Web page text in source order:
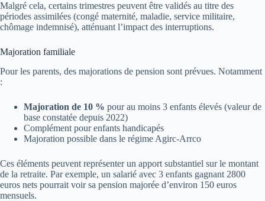
Malgré cela, certains trimestres peuvent être validés au titre des
périodes assimilées (congé maternité, maladie, service militaire,
chômage indemnisé), atténuant l’impact des interruptions.
Majoration familiale
Pour les parents, des majorations de pension sont prévues. Notamment
:
Majoration de 10 % pour au moins 3 enfants élevés (valeur de
base constatée depuis 2022)
Complément pour enfants handicapés
Majoration possible dans le régime Agirc-Arrco
Ces éléments peuvent représenter un apport substantiel sur le montant
de la retraite. Par exemple, un salarié avec 3 enfants gagnant 2800
euros nets pourrait voir sa pension majorée d’environ 150 euros
mensuels.